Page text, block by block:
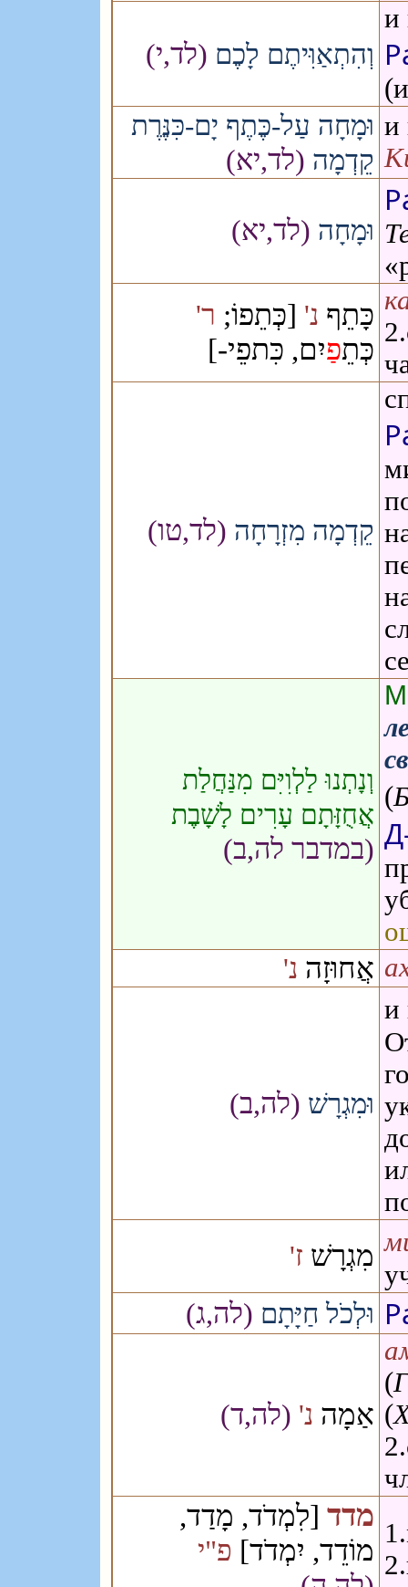
и
וְהִתְאַוִּיתֶם לָכֶם (לד,י)
и וּמָחָה עַל-כֶּתֶף יָם-כִּנֶּרֶת
קֵדְמָה (לד,יא)
וּמָחָה (לד,יא)
כָּתֵף נ' [כְּתֵפוֹ; ר'
כְּתֵפַיִם, כִּתפֵי-]
קֵדְמָה מִזְרָחָה (לד,טו)
(
וְנָתְנוּ לַלְוִיִּם מִנַּחֲלַת
אֲחֻזָּתָם עָרִים לָשָׁבֶת
(במדבר לה,ב)
אֲחוּזָה נ'
и
וּמִגְרָשׁ (לה,ב)
מִגְרָשׁ ז'
וּלְכֹל חַיָּתָם (לה,ג)
(
( אַמָה נ' (לה,ד)
מדד [לִמְדֹד, מָדַד,
מוֹדֵד, יִמְדֹד] פ"י